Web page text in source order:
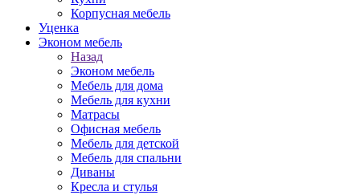
Корпусная мебель
Уценка
Эконом мебель
Назад
Эконом мебель
Мебель для дома
Мебель для кухни
Матрасы
Офисная мебель
Мебель для детской
Мебель для спальни
Диваны
Кресла и стулья